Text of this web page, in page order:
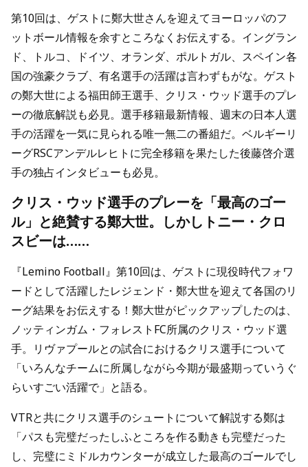
第10回は、ゲストに鄭大世さんを迎えてヨーロッパのフ
ットボール情報を余すところなくお伝えする。イングラン
ド、トルコ、ドイツ、オランダ、ポルトガル、スペイン各
国の強豪クラブ、有名選手の活躍は言わずもがな。ゲスト
の鄭大世による福田師王選手、クリス・ウッド選手のプレ
ーの徹底解説も必見。選手移籍最新情報、週末の日本人選
手の活躍を一気に見られる唯一無二の番組だ。ベルギーリ
ーグRSCアンデルレヒトに完全移籍を果たした後藤啓介選
手の独占インタビューも必見。
クリス・ウッド選手のプレーを「最高のゴー
ル」と絶賛する鄭大世。しかしトニー・クロ
スビーは……
『Lemino Football』第10回は、ゲストに現役時代フォワ
ードとして活躍したレジェンド・鄭大世を迎えて各国のリ
ーグ結果をお伝えする！鄭大世がピックアップしたのは、
ノッティンガム・フォレストFC所属のクリス・ウッド選
手。リヴァプールとの試合におけるクリス選手について
「いろんなチームに所属しながら今期が最盛期っていうぐ
らいすごい活躍で」と語る。
VTRと共にクリス選手のシュートについて解説する鄭は
「パスも完璧だったしふところを作る動きも完璧だった
し、完璧にミドルカウンターが成立した最高のゴールでし